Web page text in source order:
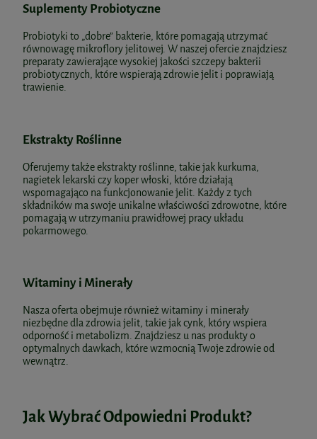
Suplementy Probiotyczne
Probiotyki to „dobre” bakterie, które pomagają utrzymać
równowagę mikroflory jelitowej. W naszej ofercie znajdziesz
preparaty zawierające wysokiej jakości szczepy bakterii
probiotycznych, które wspierają zdrowie jelit i poprawiają
trawienie.
Ekstrakty Roślinne
Oferujemy także ekstrakty roślinne, takie jak kurkuma,
nagietek lekarski czy koper włoski, które działają
wspomagająco na funkcjonowanie jelit. Każdy z tych
składników ma swoje unikalne właściwości zdrowotne, które
pomagają w utrzymaniu prawidłowej pracy układu
pokarmowego.
Witaminy i Minerały
Nasza oferta obejmuje również witaminy i minerały
niezbędne dla zdrowia jelit, takie jak cynk, który wspiera
odporność i metabolizm. Znajdziesz u nas produkty o
optymalnych dawkach, które wzmocnią Twoje zdrowie od
wewnątrz.
Jak Wybrać Odpowiedni Produkt?